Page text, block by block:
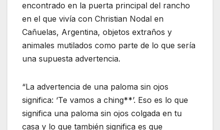
encontrado en la puerta principal del rancho
en el que vivía con Christian Nodal en
Cañuelas, Argentina, objetos extraños y
animales mutilados como parte de lo que sería
una supuesta advertencia.
“La advertencia de una paloma sin ojos
significa: ‘Te vamos a ching**’. Eso es lo que
significa una paloma sin ojos colgada en tu
casa y lo que también significa es que